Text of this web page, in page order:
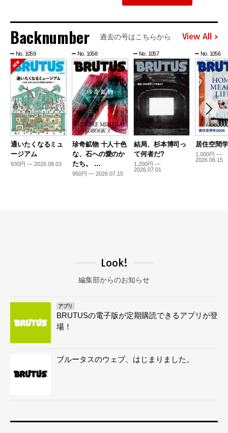
Backnumber 過去の号はこちらから View All
No. 1059
通いたくなるミュ
ージアム
930円 — 2026.08.03
No. 1058
珍奇鉱物 十人十色
な、石への愛のか
たち。 …
950円 — 2026.07.15
No. 1057
結局、杉本博司っ
て何者だ?
1,200円 —
2026.07.01
No. 1056
居住空間
1,000円 —
2026.06.15
Look!
編集部からのお知らせ
アプリ
BRUTUSの電子版が定期購読できるアプリが登
場！
ブルータスのウェブ、はじまりました。